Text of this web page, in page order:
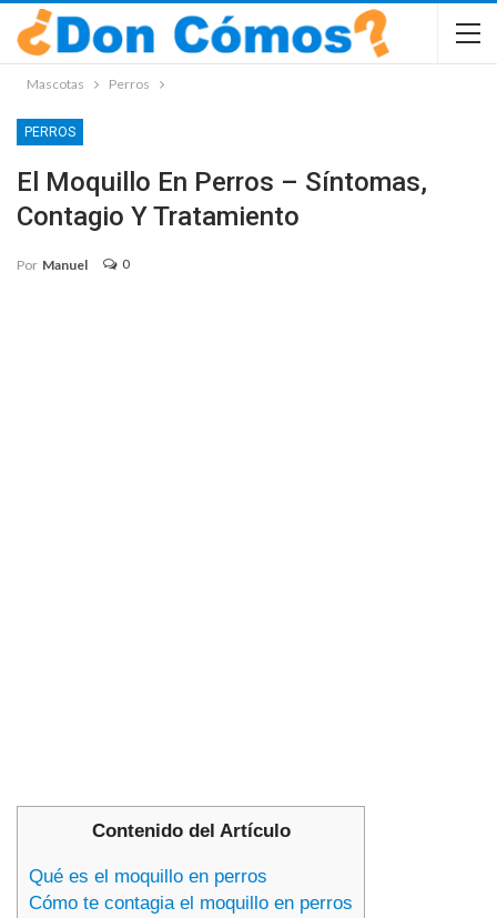
Mascotas Perros
PERROS
El Moquillo En Perros – Síntomas,
Contagio Y Tratamiento
Por Manuel 0
Contenido del Artículo
Qué es el moquillo en perros
Cómo te contagia el moquillo en perros